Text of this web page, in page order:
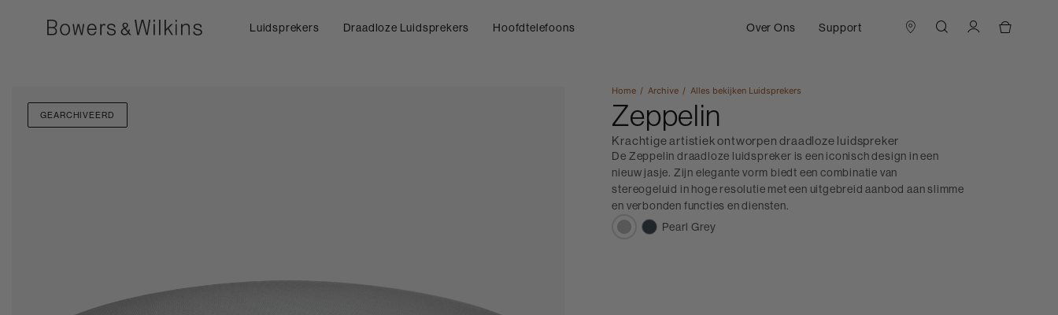
Luidsprekers Draadloze Luidsprekers Hoofdtelefoons Over Ons Support
GEARCHIVEERD
Home Archive Alles bekijken Luidsprekers
Zeppelin
Krachtige artistiek ontworpen draadloze luidspreker
De Zeppelin draadloze luidspreker is een iconisch design in een
nieuw jasje. Zijn elegante vorm biedt een combinatie van
stereogeluid in hoge resolutie met een uitgebreid aanbod aan slimme
en verbonden functies en diensten.
Pearl Grey